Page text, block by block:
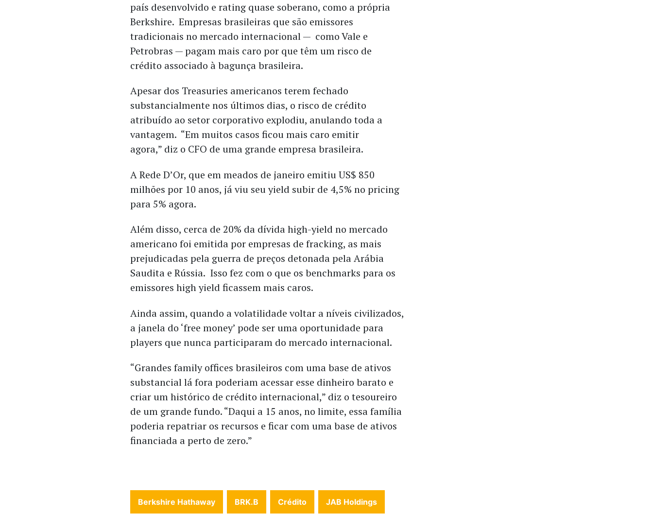
país desenvolvido e rating quase soberano, como a própria
Berkshire. Empresas brasileiras que são emissores
tradicionais no mercado internacional — como Vale e
Petrobras — pagam mais caro por que têm um risco de
crédito associado à bagunça brasileira.
Apesar dos Treasuries americanos terem fechado
substancialmente nos últimos dias, o risco de crédito
atribuído ao setor corporativo explodiu, anulando toda a
vantagem. “Em muitos casos ficou mais caro emitir
agora,” diz o CFO de uma grande empresa brasileira.
A Rede D’Or, que em meados de janeiro emitiu US$ 850
milhões por 10 anos, já viu seu yield subir de 4,5% no pricing
para 5% agora.
Além disso, cerca de 20% da dívida high-yield no mercado
americano foi emitida por empresas de fracking, as mais
prejudicadas pela guerra de preços detonada pela Arábia
Saudita e Rússia. Isso fez com o que os benchmarks para os
emissores high yield ficassem mais caros.
Ainda assim, quando a volatilidade voltar a níveis civilizados,
a janela do ‘free money’ pode ser uma oportunidade para
players que nunca participaram do mercado internacional.
“Grandes family offices brasileiros com uma base de ativos
substancial lá fora poderiam acessar esse dinheiro barato e
criar um histórico de crédito internacional,” diz o tesoureiro
de um grande fundo. “Daqui a 15 anos, no limite, essa família
poderia repatriar os recursos e ficar com uma base de ativos
financiada a perto de zero.”
Berkshire Hathaway BRK.B Crédito JAB Holdings